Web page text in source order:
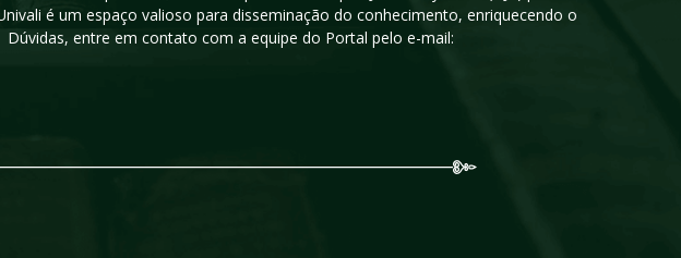
é um espaço valioso para disseminação do conhecimento, enriquecendo o
entre em contato com a equipe do Portal pelo e-mail: